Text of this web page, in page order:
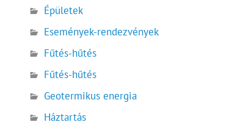
Épületek
Események-rendezvények
Fűtés-hűtés
Fűtés-hűtés
Geotermikus energia
Háztartás